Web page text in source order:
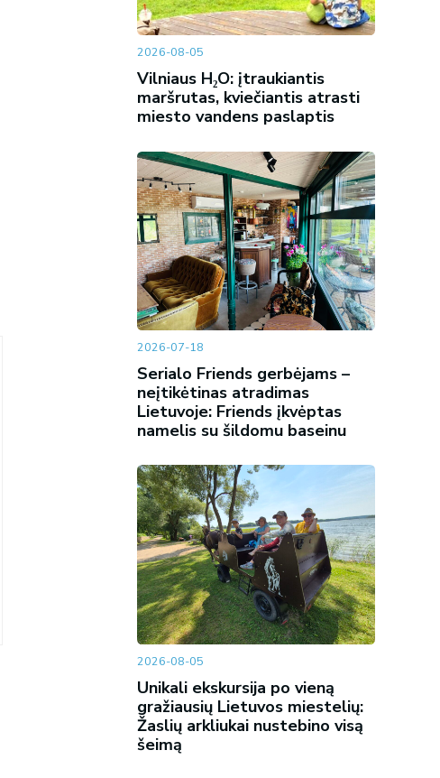
2026-08-05
Vilniaus H₂O: įtraukiantis
maršrutas, kviečiantis atrasti
miesto vandens paslaptis
2026-07-18
Serialo Friends gerbėjams –
neįtikėtinas atradimas
Lietuvoje: Friends įkvėptas
namelis su šildomu baseinu
2026-08-05
Unikali ekskursija po vieną
gražiausių Lietuvos miestelių:
Žaslių arkliukai nustebino visą
šeimą